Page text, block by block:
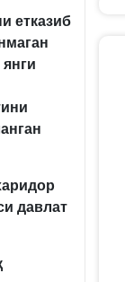
етказиб
давлат